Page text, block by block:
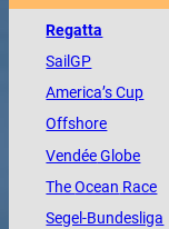
Regatta
SailGP
America’s Cup
Offshore
VendéeGlobe
TheOcean Race
Segel-Bundesliga